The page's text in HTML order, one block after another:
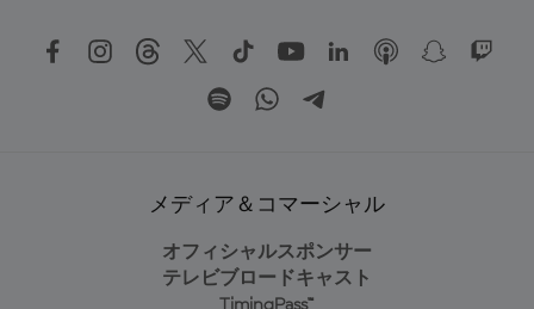
メディア＆コマーシャル
オフィシャルスポンサー
テレビブロードキャスト